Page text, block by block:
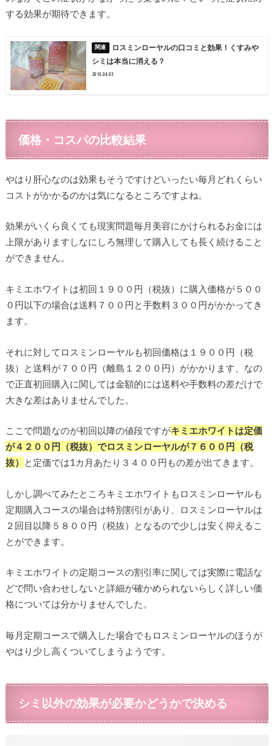
する効果が期待できます。
ロスミンローヤルの口コミと効果！くすみや
シミは本当に消える？
2018.04.03
価格・コスパの比較結果
やはり肝心なのは効果もそうですけどいったい毎月どれくらい
コストがかかるのかは気になるところですよね。
効果がいくら良くても現実問題毎月美容にかけられるお金には
上限がありますしなにしろ無理して購入しても長く続けること
ができません。
キミエホワイトは初回１９００円（税抜）に購入価格が５００
０円以下の場合は送料７００円と手数料３００円がかかってき
ます。
それに対してロスミンローヤルも初回価格は１９００円（税
抜）と送料が７００円（離島１２００円）がかかります、なの
で正直初回購入に関しては金額的には送料や手数料の差だけで
大きな差はありませんでした。
ここで問題なのが初回以降の値段ですがキミエホワイトは定価
が４２００円（税抜）でロスミンローヤルが７６００円（税
抜）
と定価では1カ月あたり３４００円もの差が出てきます。
しかし調べてみたところキミエホワイトもロスミンローヤルも
定期購入コースの場合は特別割引があり、ロスミンローヤルは
２回目以降５８００円（税抜）となるので少しは安く抑えるこ
とができます。
キミエホワイトの定期コースの割引率に関しては実際に電話な
どで問い合わせしないと詳細が確かめられないらしく詳しい価
格については分かりませんでした。
毎月定期コースで購入した場合でもロスミンローヤルのほうが
やはり少し高くついてしまうようです。
シミ以外の効果が必要かどうかで決める